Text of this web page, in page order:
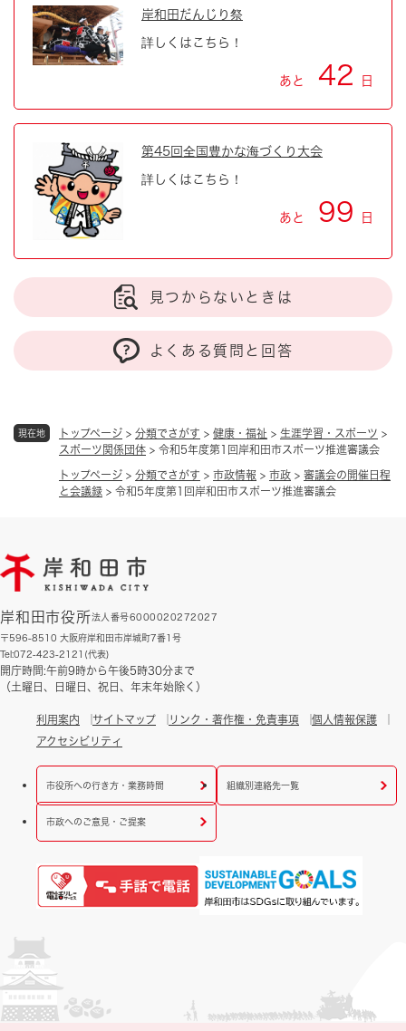
現在地 トップページ > 分類でさがす > 健康・福祉 > 生涯学習・スポーツ >
スポーツ関係団体 > 令和5年度第1回岸和田市スポーツ推進審議会
トップページ > 分類でさがす > 市政情報 > 市政 > 審議会の開催日程
と会議録 > 令和5年度第1回岸和田市スポーツ推進審議会
岸和田だんじり祭
詳しくはこちら！
あと 42 日
第45回全国豊かな海づくり大会
詳しくはこちら！
あと 99 日
見つからないときは
よくある質問と回答
岸和田市役所法人番号6000020272027
〒596-8510 大阪府岸和田市岸城町7番1号
Tel:072-423-2121(代表)
開庁時間:午前9時から午後5時30分まで
（土曜日、日曜日、祝日、年末年始除く）
利用案内 サイトマップ リンク・著作権・免責事項
個人情報保護
アクセシビリティ
市役所への行き方・業務時間 組織別連絡先一覧
市政へのご意見・ご提案